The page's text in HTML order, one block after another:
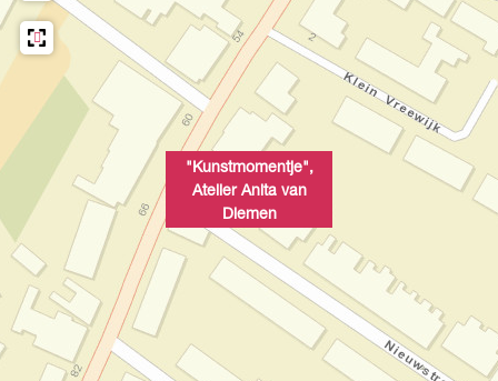
n
e
n
m
i
B
l
d
ö
f
f
n
e
"Kunstmomentje",
Atelier Anita van
Diemen